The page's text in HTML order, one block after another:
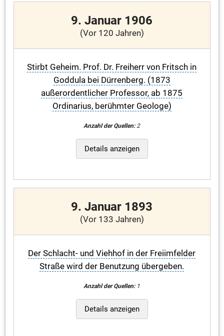
9. Januar 1906
(Vor 120 Jahren)
Stirbt Geheim. Prof. Dr. Freiherr von Fritsch in
Goddula bei Dürrenberg. (1873
außerordentlicher Professor, ab 1875
Ordinarius, berühmter Geologe)
Anzahl der Quellen:2
Details anzeigen
9. Januar 1893
(Vor 133 Jahren)
Der Schlacht- und Viehhof in der Freiimfelder
Straße wird der Benutzung übergeben.
Anzahl der Quellen:1
Details anzeigen